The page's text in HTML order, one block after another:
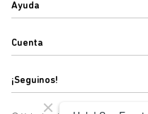
Ayuda
Cuenta
¡Seguinos!